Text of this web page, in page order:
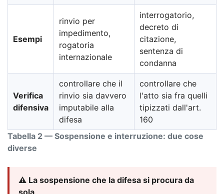
Tabella 2 — Sospensione e interruzione: due cose
diverse
Esempi
rinvio per
impedimento,
rogatoria
internazionale
interrogatorio,
decreto di
citazione,
sentenza di
condanna
Verifica
difensiva
controllare che il
rinvio sia davvero
imputabile alla
difesa
controllare che
l'atto sia fra quelli
tipizzati dall'art.
160
⚠️ La sospensione che la difesa si procura da
sola